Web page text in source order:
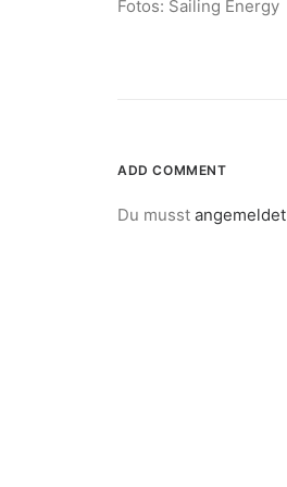
Fotos: Sailing Energy
ADD COMMENT
Du musst angemeldet